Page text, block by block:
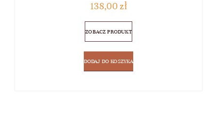
138,00zł
ZOBACZ PRODUKT
DODAJ DO KOSZYKA